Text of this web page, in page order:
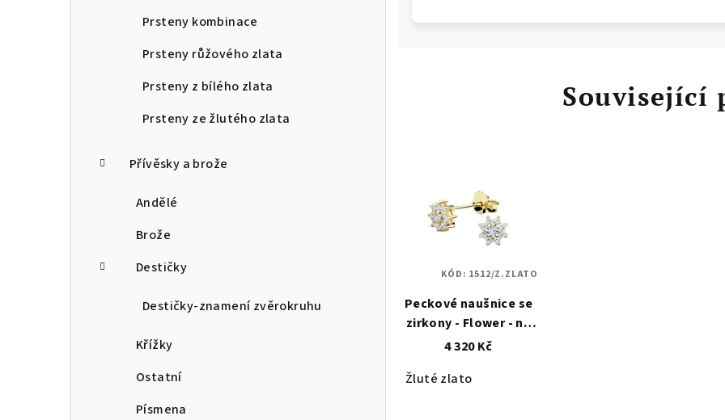
Prsteny kombinace
Prsteny růžového zlata
Prsteny z bílého zlata
Prsteny ze žlutého zlata
Přívěsky a brože
Andělé
Brože
Destičky
Destičky-znamení zvěrokruhu
Křížky
Ostatní
Písmena
Související
Peckové naušnice se
zirkony - Flower - na
puzetu - zlaté 1512
4 320 Kč
Žluté zlato
KÓD: 1512/Z.ZLATO